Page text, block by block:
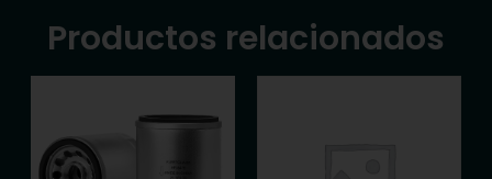
Productos relacionados